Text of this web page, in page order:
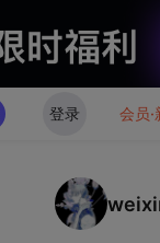
登录 会员